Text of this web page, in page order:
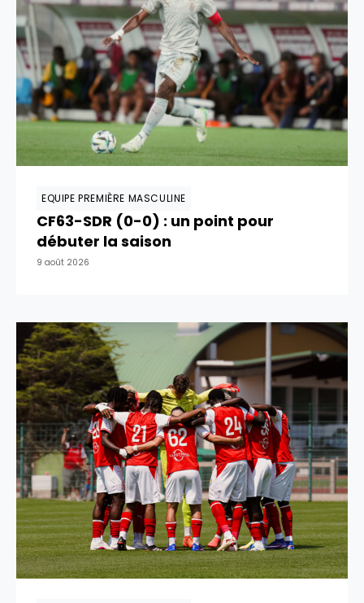
EQUIPE PREMIÈRE MASCULINE
CF63-SDR (0-0) : un point pour
débuter la saison
9 août 2026